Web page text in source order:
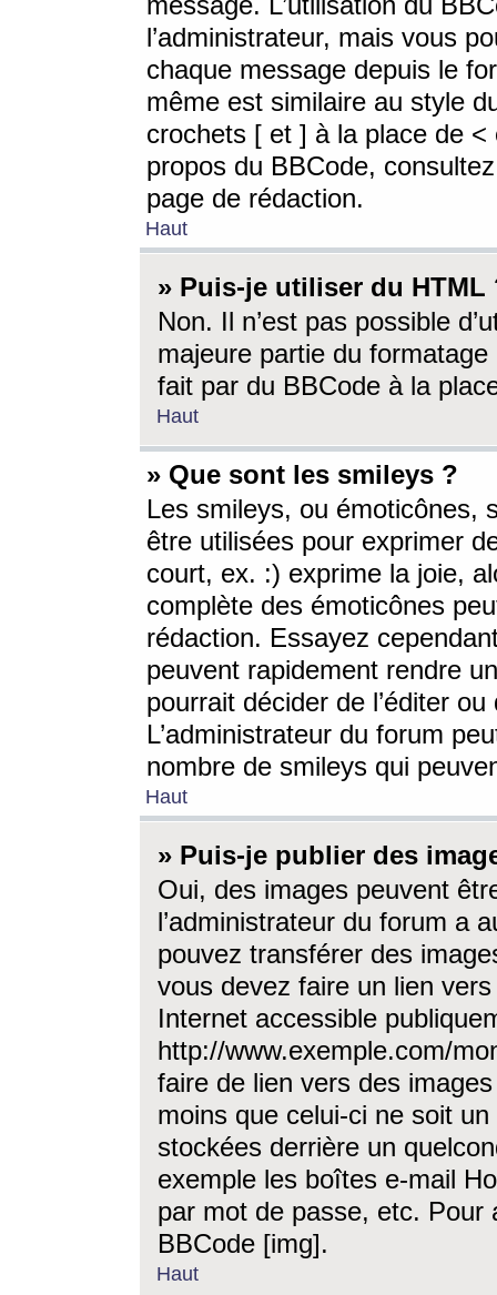
l’administrateur, mais vous
chaque message depuis le
même est similaire au style
crochets [ et ] à la place de <
propos du BBCode,
page de rédaction.
Haut
» Puis-je utiliser du HTML
Non. Il n’est pas possible
majeure partie du
fait par du BBCode à la
Haut
» Que sont les smileys ?
Les smileys, ou émoticônes,
être utilisées pour exprimer
court, ex. :) exprime la joie,
complète des émoticônes
rédaction. Essayez
peuvent rapidement rendre
pourrait décider de l’éditer
L’administrateur du forum
nombre de smileys qui
Haut
» Puis-je publier des
Oui, des images peuvent
l’administrateur du forum a
pouvez transférer des
vous devez faire un lien
Internet accessible
http://www.exemple.com/
faire de lien vers des
moins que celui-ci ne soit
stockées derrière un
exemple les boîtes e-mail
par mot de passe, etc. Pour
BBCode [img].
Haut